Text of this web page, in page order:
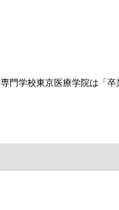
専門学校東京医療学院は「卒